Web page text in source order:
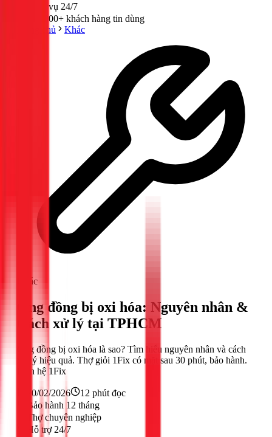
Phục vụ 24/7
300,000+ khách hàng tin dùng
Trang chủ
Khác
Khác
Ống đồng bị oxi hóa: Nguyên nhân &
Cách xử lý tại TPHCM
Ống đồng bị oxi hóa là sao? Tìm hiểu nguyên nhân và cách
xử lý hiệu quả. Thợ giỏi 1Fix có mặt sau 30 phút, bảo hành.
Liên hệ 1Fix
20/02/2026 12 phút đọc
Bảo hành 12 tháng
Thợ chuyên nghiệp
Hỗ trợ 24/7